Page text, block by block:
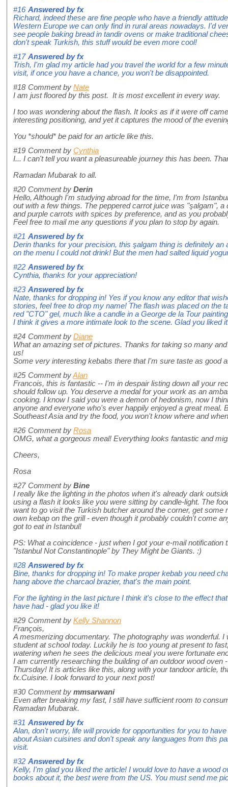
#16 Answered byfx
Richard, indeed these are fine people who have a friendly
Western Europe we can only find in rural areas nowadays. I'd
see people baking bread in tandir ovens or make traditional
don't speak Turkish, this stuff would be even more cool!
#17 Answered byfx
Trish, I'm glad my article had you travel the world for a few
visit, if once you have a chance, you won't be disappointed.
#18 Comment by Nate
I am just floored by this post. It is most excellent in every way.
I too was wondering about the flash. It looks as if it were off
interesting positioning, and yet it captures the mood of the
You *should* be paid for an article like this.
#19 Comment by Cynthia
I... I can't tell you want a pleasureable journey this has been.
Ramadan Mubarak to all.
#20 Comment by Derin
Hello, Although I'm studying abroad for the time, I'm from
out with a few things. The peppered carrot juice was "şalgam",
and purple carrots with spices by preference, and as you
Feel free to mail me any questions if you plan to stop by again.
#21 Answered byfx
Derin thanks for your precision, this şalgam thing is definitely an
on the menu I could not drink! But the men had salted liquid
#22 Answered byfx
Cynthia, thanks for your appreciation!
#23 Answered byfx
Nate, thanks for dropping in! Yes if you know any editor that
stories, feel free to drop my name! The flash was placed on the
red "CTO" gel, much like a candle in a George de la Tour
I think it gives a more intimate look to the scene. Glad you liked
#24 Comment by Diane
What an amazing set of pictures. Thanks for taking so many
us!
Some very interesting kebabs there that I'm sure taste as good
#25 Comment byAlan
Francois, this is fantastic -- I'm in despair listing down all your
should follow up. You deserve a medal for your work as an
cooking. I know I said you were a demon of hedonism, now I
anyone and everyone who's ever happily enjoyed a great meal.
Southeast Asia and try the food, you won't know where and
#26 Comment by Rosa
OMG, what a gorgeous meal! Everything looks fantastic and
Cheers,
Rosa
#27 Comment by Bine
I really like the lighting in the photos when it's already dark
using a flash it looks like you were sitting by candle-light. The
want to go visit the Turkish butcher around the corner, get some
own kebap on the grill - even though it probably couldn't come
got to eat in Istanbul!
PS: What a coincidence - just when I got your e-mail notification
"Istanbul Not Constantinople" by They Might be Giants. :)
#28 Answered byfx
Bine, thanks for dropping in! To make proper kebab you need
hang above the charcaol brazier, that's the main point.
For the lighting in the last picture I think it's close to the effect
have had - glad you like it!
#29 Comment by Kelly Shannon
François,
A mesmerizing documentary. The photography was wonderful.
student at school today. Luckily he is too young at present to
watering when he sees the delicious meal you were fortunate
I am currently researching the building of an outdoor wood oven
Thursday! It is articles like this, along with your tandoor article,
fx.Cuisine. I look forward to your next post!
#30 Comment by mmsarwani
Even after breaking my fast, I still have sufficient room to
Ramadan Mubarak.
#31 Answered byfx
Alan, don't worry, life will provide for opportunities for you to
about Asian cuisines and don't speak any languages from this
visit.
#32 Answered byfx
Kelly, I'm glad you liked the article! I would love to have a wood
books about it, the best were from the US. You must send me